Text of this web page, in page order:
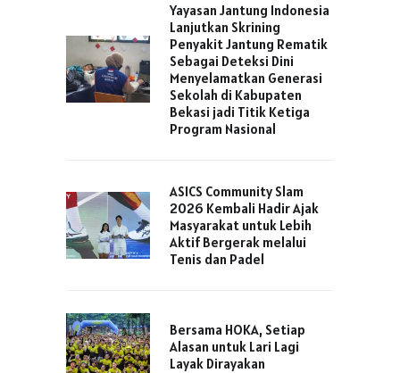
Yayasan Jantung Indonesia
Lanjutkan Skrining
Penyakit Jantung Rematik
Sebagai Deteksi Dini
Menyelamatkan Generasi
Sekolah di Kabupaten
Bekasi jadi Titik Ketiga
Program Nasional
ASICS Community Slam
2026 Kembali Hadir Ajak
Masyarakat untuk Lebih
Aktif Bergerak melalui
Tenis dan Padel
Bersama HOKA, Setiap
Alasan untuk Lari Lagi
Layak Dirayakan